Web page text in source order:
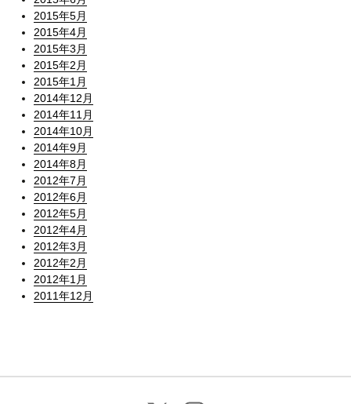
2015年5月
2015年4月
2015年3月
2015年2月
2015年1月
2014年12月
2014年11月
2014年10月
2014年9月
2014年8月
2012年7月
2012年6月
2012年5月
2012年4月
2012年3月
2012年2月
2012年1月
2011年12月